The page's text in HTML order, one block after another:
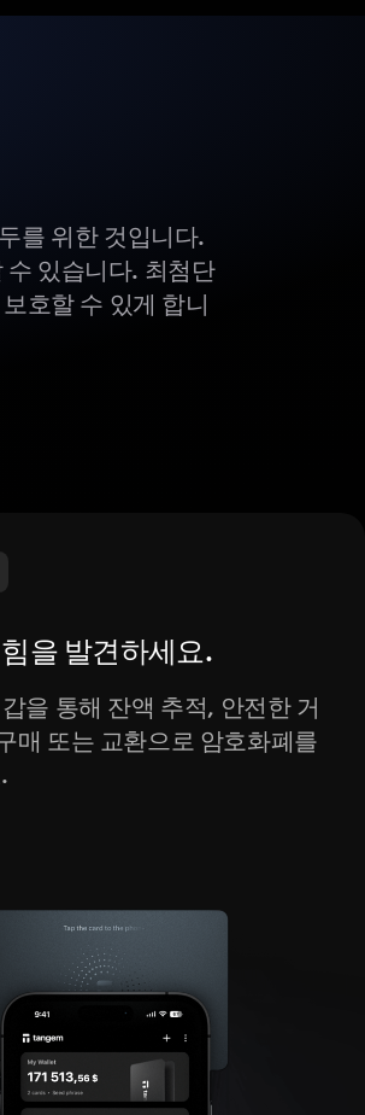
를 위한 것입니다.
있습니다. 최첨단
호할 수 있게 합니
을 발견하세요.
을 통해 잔액 추적, 안전한 거
매 또는 교환으로 암호화폐를